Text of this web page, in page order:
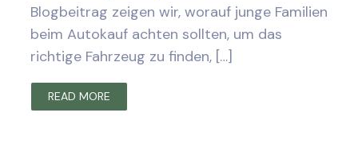
Blogbeitrag zeigen wir, worauf junge Familien
beim Autokauf achten sollten, um das
richtige Fahrzeug zu finden, […]
READ MORE